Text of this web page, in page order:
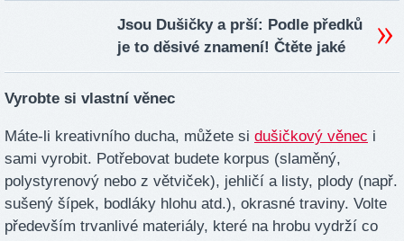
Jsou Dušičky a prší: Podle předků
je to děsivé znamení! Čtěte jaké
Vyrobte si vlastní věnec
Máte-li kreativního ducha, můžete si dušičkový věnec i
sami vyrobit. Potřebovat budete korpus (slaměný,
polystyrenový nebo z větviček), jehličí a listy, plody (např.
sušený šípek, bodláky hlohu atd.), okrasné traviny. Volte
především trvanlivé materiály, které na hrobu vydrží co